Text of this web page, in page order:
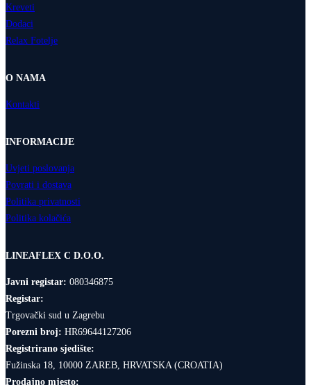
Kreveti
Dodaci
Relax Fotelje
O NAMA
Kontakti
INFORMACIJE
Uvjeti poslovanja
Povrati i dostava
Politika privatnosti
Politika kolačića
LINEAFLEX C D.O.O.
Javni registar: 080346875
Registar:
Trgovački sud u Zagrebu
Porezni broj: HR69644127206
Registrirano sjedište:
Fužinska 18, 10000 ZAREB, HRVATSKA (CROATIA)
Prodajno mjesto: